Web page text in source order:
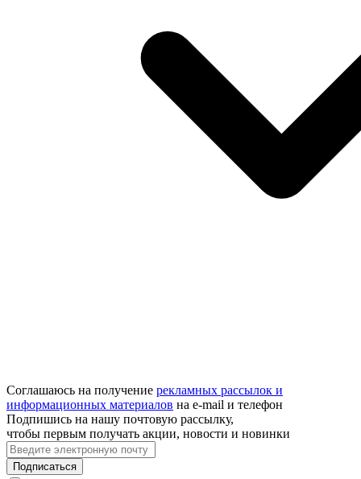
Соглашаюсь на получение рекламных рассылок и
информационных материалов на e‑mail и телефон
Подпишись на нашу почтовую рассылку,
чтобы первым получать акции, новости и новинки
Подписаться